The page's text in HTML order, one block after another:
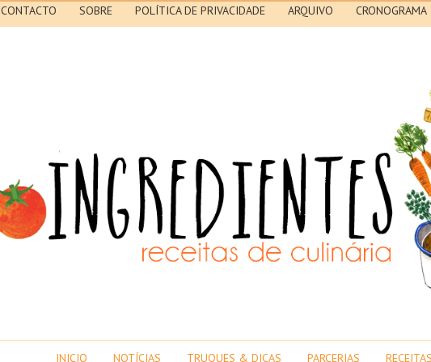
CONTACTO SOBRE POLÍTICA DE PRIVACIDADE ARQUIVO CRONOGRAMA
INICIO NOTÍCIAS TRUQUES & DICAS PARCERIAS